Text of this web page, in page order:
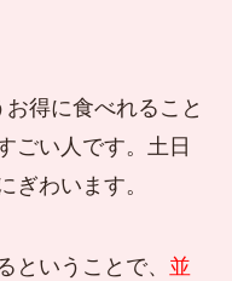
得に食べれること
ごい人です。土日
ぎわいます。
ということで、 並